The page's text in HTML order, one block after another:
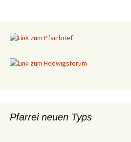
Pfarrei neuen Typs